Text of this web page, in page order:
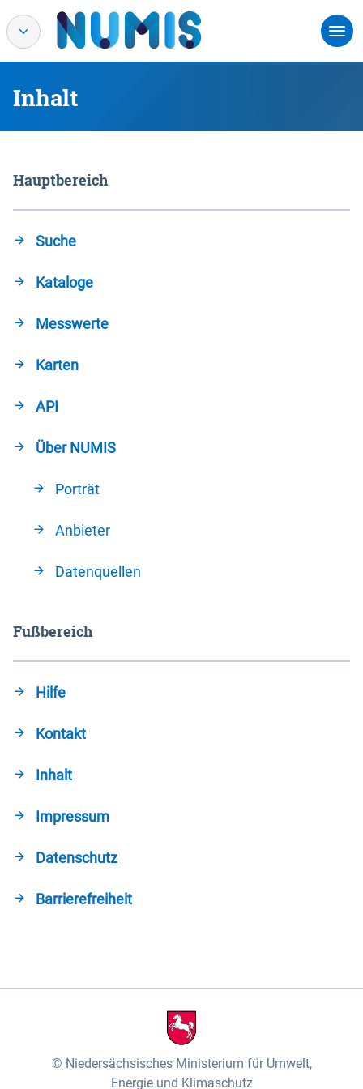
Inhalt
Hauptbereich
Suche
Kataloge
Messwerte
Karten
API
Über NUMIS
Porträt
Anbieter
Datenquellen
Fußbereich
Hilfe
Kontakt
Inhalt
Impressum
Datenschutz
Barrierefreiheit
Niedersächsisches Ministerium für Umwelt,
Energie und Klimaschutz